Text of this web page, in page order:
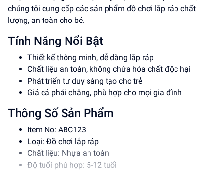
chúng tôi cung cấp các sản phẩm đồ chơi lắp ráp chất
lượng, an toàn cho bé.
Tính Năng Nổi Bật
Thiết kế thông minh, dễ dàng lắp ráp
Chất liệu an toàn, không chứa hóa chất độc hại
Phát triển tư duy sáng tạo cho trẻ
Giá cả phải chăng, phù hợp cho mọi gia đình
Thông Số Sản Phẩm
Item No: ABC123
Loại: Đồ chơi lắp ráp
Chất liệu: Nhựa an toàn
Độ tuổi phù hợp: 5-12 tuổi